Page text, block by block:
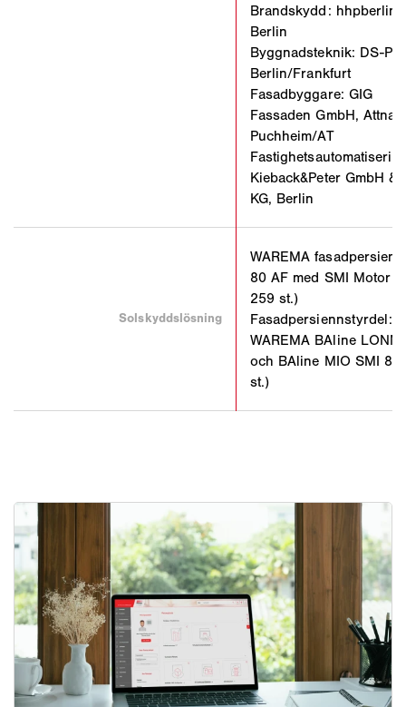
Brandskydd: hhpberlin,
Berlin
Byggnadsteknik: DS-
Berlin/Frankfurt
Fasadbyggare: GIG
Fassaden GmbH,
Puchheim/AT
Kieback&Peter GmbH &
KG, Berlin
Solskyddslösning
WAREMA
80 AF med SMI Motor
259 st.)
Fasadpersiennstyrdel:
WAREMA BAline
och BAline MIO SMI 8I
st.)